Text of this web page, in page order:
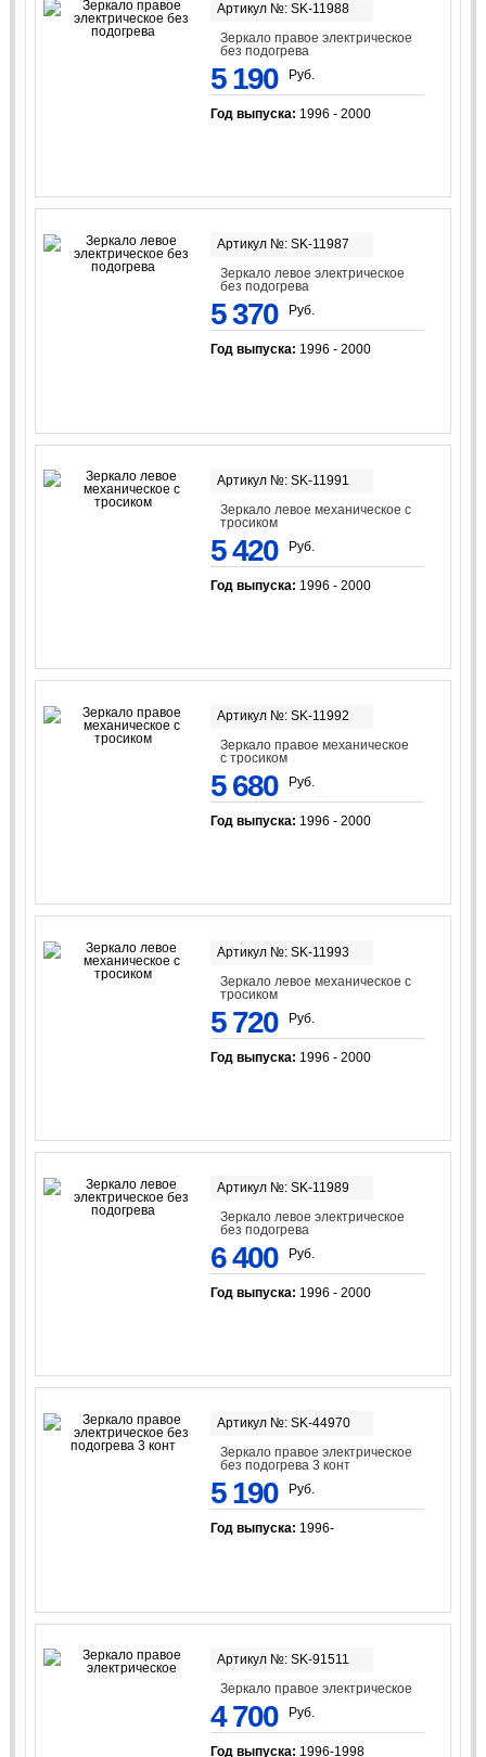
Артикул №: SK-11988
Зеркало правое электрическое
без подогрева
5 190 Руб.
Год выпуска: 1996 - 2000
Артикул №: SK-11987
Зеркало левое электрическое
без подогрева
5 370 Руб.
Год выпуска: 1996 - 2000
Артикул №: SK-11991
Зеркало левое механическое с
тросиком
5 420 Руб.
Год выпуска: 1996 - 2000
Артикул №: SK-11992
Зеркало правое механическое
с тросиком
5 680 Руб.
Год выпуска: 1996 - 2000
Артикул №: SK-11993
Зеркало левое механическое с
тросиком
5 720 Руб.
Год выпуска: 1996 - 2000
Артикул №: SK-11989
Зеркало левое электрическое
без подогрева
6 400 Руб.
Год выпуска: 1996 - 2000
Артикул №: SK-44970
Зеркало правое электрическое
без подогрева 3 конт
5 190 Руб.
Год выпуска: 1996-
Артикул №: SK-91511
Зеркало правое электрическое
4 700 Руб.
Год выпуска: 1996-1998